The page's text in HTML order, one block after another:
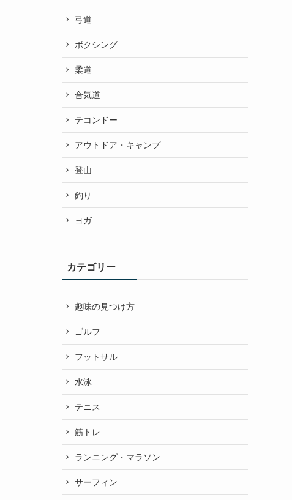
弓道
ボクシング
柔道
合気道
テコンドー
アウトドア・キャンプ
登山
釣り
ヨガ
カテゴリー
趣味の見つけ方
ゴルフ
フットサル
水泳
テニス
筋トレ
ランニング・マラソン
サーフィン